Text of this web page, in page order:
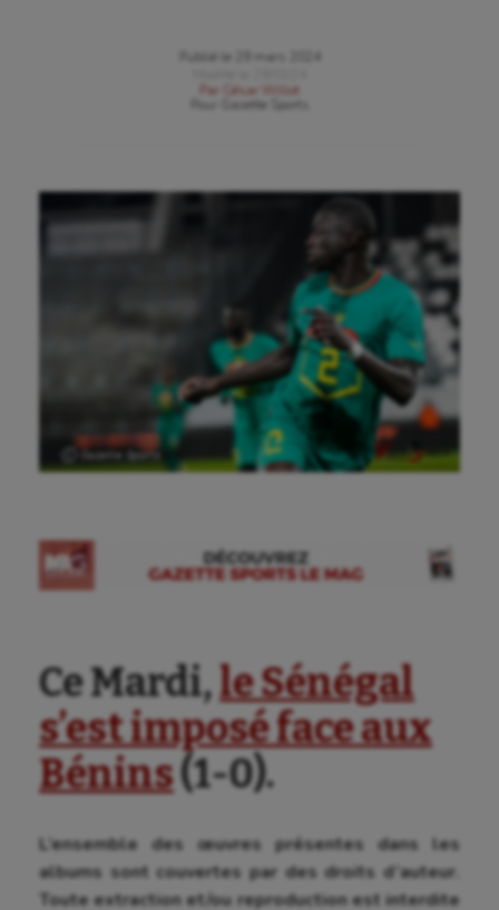
Publié le
29 mars 2024
Par
César Willot
Gazette Sports
Ⓒ Gazette Sports
Ce Mardi, le Sénégal
s’est imposé face aux
Bénins(1-0).
L’ensemble des œuvres présentes dans les
albums sont couvertes par des droits d’auteur.
Toute extraction et/ou reproduction est interdite